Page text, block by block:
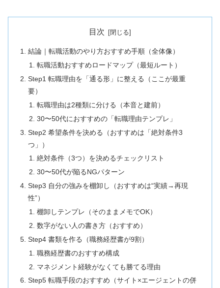
目次
結論｜転職活動のやり方おすすめ手順（全体像）
転職活動おすすめロードマップ（最短ルート）
Step1 転職理由を「通る形」に整える（ここが最重
要）
転職理由は2種類に分ける（本音と建前）
30〜50代におすすめの「転職理由テンプレ」
Step2 希望条件を決める（おすすめは「絶対条件3
つ」）
絶対条件（3つ）を決めるチェックリスト
30〜50代が陥るNGパターン
Step3 自分の強みを棚卸し（おすすめは“実績→再現
性”）
棚卸しテンプレ（そのままメモでOK）
数字がない人の書き方（おすすめ）
Step4 書類を作る（職務経歴書が9割）
職務経歴書のおすすめ構成
マネジメント経験がなくても勝てる理由
Step5 転職手段のおすすめ（サイト×エージェントの併